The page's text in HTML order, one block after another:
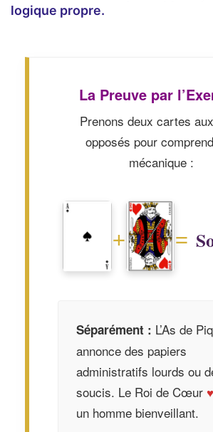
logique propre.
La Preuve par
Prenons deux cartes
opposés pour
mécanique :
+ =
Séparément : L’As de
annonce des papiers
administratifs lourds ou
soucis. Le Roi de Cœur ♥
un homme bienveillant.